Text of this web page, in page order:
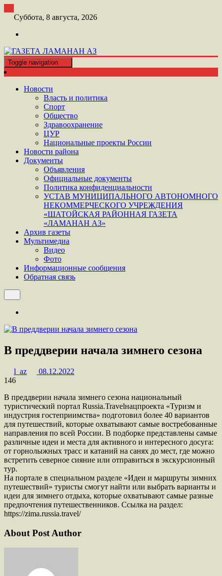
Суббота, 8 августа, 2026
ГАЗЕТА ЛАМАНАН АЗ
ШАТОЙСКАЯ ГАЗЕТА ЛАМАНАН АЗ
Toggle navigation
Новости
Власть и политика
Спорт
Общество
Здравоохранение
ЦУР
Национальные проекты России
Новости района
Документы
Объявления
Официальные документы
Политика конфиденциальности
УСТАВ МУНИЦИПАЛЬНОГО АВТОНОМНОГО
НЕКОММЕРЧЕСКОГО УЧРЕЖДЕНИЯ
«ШАТОЙСКАЯ РАЙОННАЯ ГАЗЕТА
«ЛАМАНАН АЗ»
Архив газеты
Мультимедиа
Видео
Фото
Информационные сообщения
Обратная связь
В преддверии начала зимнего сезона
l_az
08.12.2022
146
В преддверии начала зимнего сезона национальный
туристический портал Russia.Travelнацпроекта «Туризм и
индустрия гостеприимства» подготовил более 40 вариантов
для путешествий, которые охватывают самые востребованные
направления по всей России. В подборке представлены самые
различные идеи и места для активного и интересного досуга:
от горнолыжных трасс и катаний на санях до мест, где можно
встретить северное сияние или отправиться в экскурсионный
тур.
На портале в специальном разделе «Идеи и маршруты зимних
путешествий» туристы смогут найти или выбрать варианты и
идеи для зимнего отдыха, которые охватывают самые разные
предпочтения путешественников. Ссылка на раздел:
https://zima.russia.travel/
About Post Author